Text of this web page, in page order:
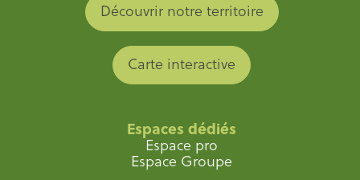
Découvrir notre territoire
Carte interactive
Espaces dédiés
Espace pro
Espace Groupe